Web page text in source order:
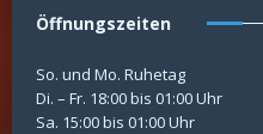
Öffnungszeiten
So. und Mo. Ruhetag
Di. – Fr. 18:00 bis 01:00 Uhr
Sa. 15:00 bis 01:00 Uhr